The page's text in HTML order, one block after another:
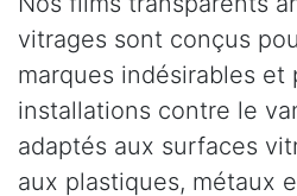
vitrages sont conçus
marques indésirables et
installations contre le
adaptés aux surfaces
aux plastiques, métaux